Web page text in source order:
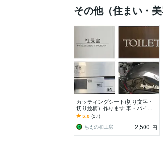
その他（住まい・
カッティングシート(切り文字・
切り絵柄）作ります 車・バイ
ク・ガラス・ドア・ポスト・自転
車！
5.0 (37)
ちえの和工房
2,500 円